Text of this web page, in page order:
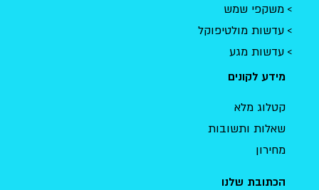
משקפי שמש
עדשות מולטיפוקל
עדשות מגע
מידע לקונים
קטלוג מלא
שאלות ותשובות
מחירון
הכתובת שלנו